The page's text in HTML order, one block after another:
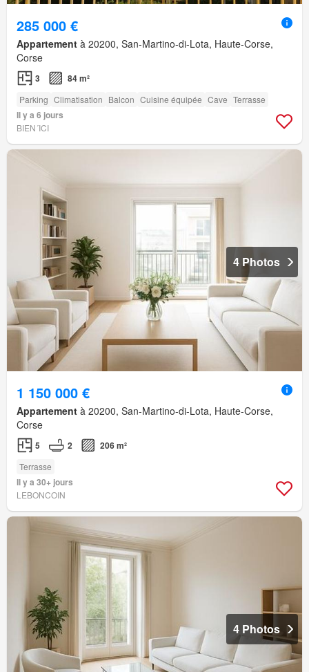
285 000 €
Appartement à 20200, San-Martino-di-Lota, Haute-Corse,
Corse
3 84 m²
Parking Climatisation Balcon Cuisine équipée Cave Terrasse
Il y a 6 jours
BIEN´ICI
4 Photos
1 150 000 €
Appartement à 20200, San-Martino-di-Lota, Haute-Corse,
Corse
5 2 206 m²
Terrasse
Il y a 30+ jours
LEBONCOIN
4 Photos